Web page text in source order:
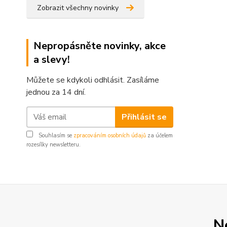
Zobrazit všechny novinky
Nepropásněte novinky, akce
a slevy!
Můžete se kdykoli odhlásit. Zasíláme
jednou za 14 dní.
Přihlásit se
Souhlasím se zpracováním osobních údajů za účelem
rozesílky newsletteru.